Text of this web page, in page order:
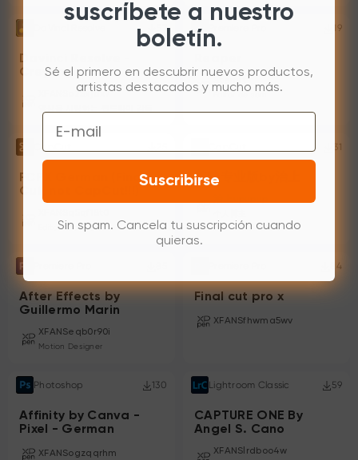
Davinci Resolve -
Creyong
19
Sternit
CapCut
FCPX German (Final
Cut, not CapCut!!!)
Editor and Creator
31
剪映专业版by治上
After Effects by
Guillermo Marin
XFANSeqb0r90i
Motion Designer
84
Final cut pro x
XFANSfhwma5wv
Photoshop 130
Affinity by Canva -
Pixel - German
XFANSogzqqrhm
Lightroom Classic 59
CAPTURE ONE By
Angel S. Cano
XFANSlrdboo4w
suscríbete a nuestro
boletín.
Sé el primero en descubrir nuevos productos,
artistas destacados y mucho más.
Email
Suscribirse
Sin spam. Cancela tu suscripción cuando
quieras.